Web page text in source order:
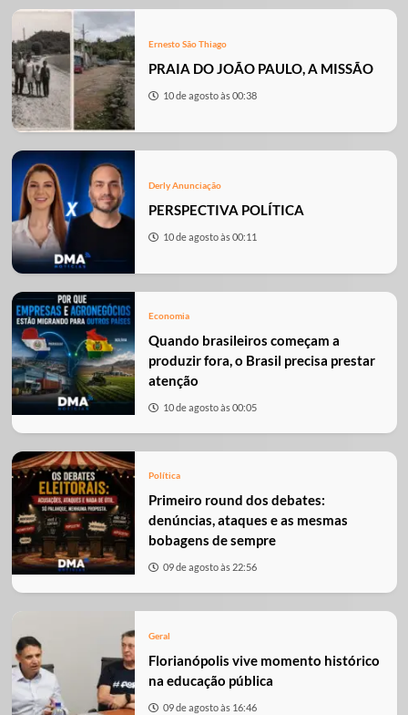
Ernesto São Thiago
PRAIA DO JOÃO PAULO, A MISSÃO
10 de agosto às 00:38
Derly Anunciação
PERSPECTIVA POLÍTICA
10 de agosto às 00:11
Economia
Quando brasileiros começam a
produzir fora, o Brasil precisa prestar
atenção
10 de agosto às 00:05
Política
Primeiro round dos debates:
denúncias, ataques e as mesmas
bobagens de sempre
09 de agosto às 22:56
Geral
Florianópolis vive momento histórico
na educação pública
09 de agosto às 16:46